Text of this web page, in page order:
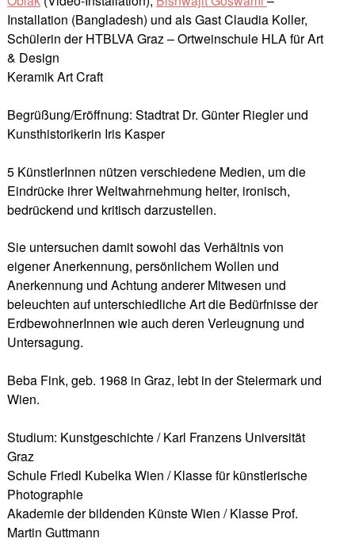
Installation (Bangladesh) und als Gast Claudia Koller,
Schülerin der HTBLVA Graz – Ortweinschule HLA für Art
& Design
Keramik Art Craft
Begrüßung/Eröffnung: Stadtrat Dr. Günter Riegler und
Kunsthistorikerin Iris Kasper
5 KünstlerInnen nützen verschiedene Medien, um die
Eindrücke ihrer Weltwahrnehmung heiter, ironisch,
bedrückend und kritisch darzustellen.
Sie untersuchen damit sowohl das Verhältnis von
eigener Anerkennung, persönlichem Wollen und
Anerkennung und Achtung anderer Mitwesen und
beleuchten auf unterschiedliche Art die Bedürfnisse der
ErdbewohnerInnen wie auch deren Verleugnung und
Untersagung.
Beba Fink, geb. 1968 in Graz, lebt in der Steiermark und
Wien.
Studium: Kunstgeschichte / Karl Franzens Universität
Graz
Schule Friedl Kubelka Wien / Klasse für künstlerische
Photographie
Akademie der bildenden Künste Wien / Klasse Prof.
Martin Guttmann